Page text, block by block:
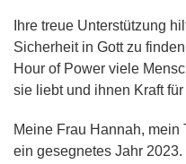
Ihre treue Unterstützung
Sicherheit in Gott zu
Hour of Power viele
sie liebt und ihnen Kraft
Meine Frau Hannah, mein
ein gesegnetes Jahr